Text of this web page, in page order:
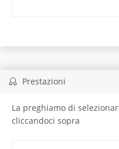
Prestazioni
La preghiamo di
cliccandoci sopra